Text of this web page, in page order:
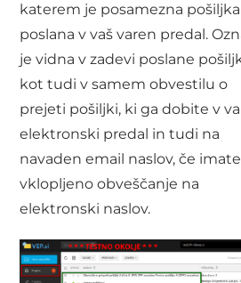
katerem je posamezna pošiljka
poslana v vaš varen predal.
je vidna v zadevi poslane
kot tudi v samem obvestilu o
prejeti pošiljki, ki ga dobite v
elektronski predal in tudi na
navaden email naslov, če imate
vklopljeno obveščanje na
elektronski naslov.